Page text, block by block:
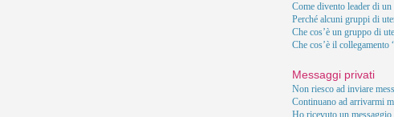
Come divento leader di un
Perché alcuni gruppi di
Che cos’è un gruppo di
Che cos’è il collegamento
Messaggi privati
Non riesco ad inviare
Continuano ad arrivarmi
Ho ricevuto un messaggio